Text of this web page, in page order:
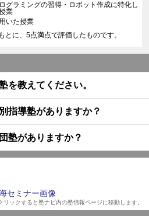
グラミングの習得・ロボット作成に特化し
業
いた授業
とに、5点満点で評価したものです。
を教えてください。
指導塾がありますか？
塾がありますか？
リックすると塾ナビ内の塾情報ページに移動します。